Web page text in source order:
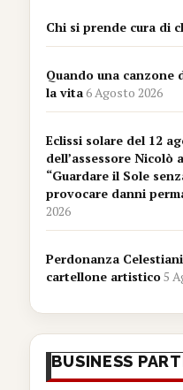
Chi si prende cura di
Quando una
la vita6 Agosto 2026
Eclissi solare del 12
dell’assessore Nicolò
“Guardare il Sole
provocare danni
2026
Perdonanza
cartellone artistico5
BUSINESS